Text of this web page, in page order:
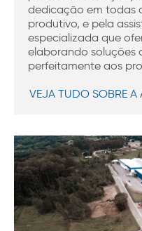
dedicação em todas
produtivo, e pela
especializada que
elaborando soluções
perfeitamente aos
VEJA TUDO SOBRE A